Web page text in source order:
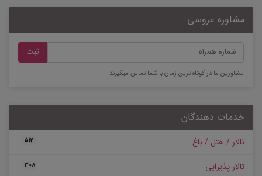
مشاوره عروسی
ثبت
مشاورین ما در کوتاه ترین زمان با شما تماس میگیرند .
خدمات دهندگان
تالار / هتل / باغ 512
تالار پذیرایی 308